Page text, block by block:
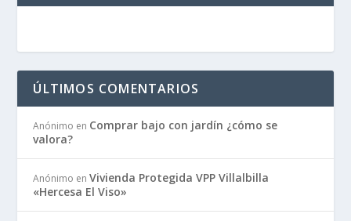
ÚLTIMOS COMENTARIOS
Anónimo en Comprar bajo con jardín ¿cómo se
valora?
Anónimo enVivienda Protegida VPP Villalbilla
«Hercesa El Viso»